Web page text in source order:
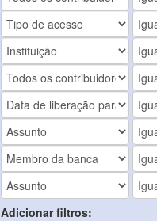
Adicionar filtros: